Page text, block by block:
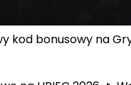
kod bonusowy na